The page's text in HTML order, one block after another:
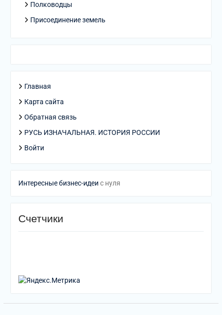
Полководцы
Присоединение земель
Главная
Карта сайта
Обратная связь
РУСЬ ИЗНАЧАЛЬНАЯ. ИСТОРИЯ РОССИИ
Войти
Интересные бизнес-идеи с нуля
Счетчики